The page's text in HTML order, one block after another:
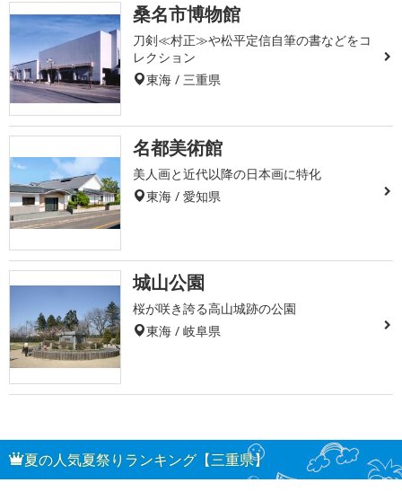
桑名市博物館
刀剣≪村正≫や松平定信自筆の書などをコ
レクション
東海 / 三重県
名都美術館
美人画と近代以降の日本画に特化
東海 / 愛知県
城山公園
桜が咲き誇る高山城跡の公園
東海 / 岐阜県
夏の人気夏祭りランキング【三重県】